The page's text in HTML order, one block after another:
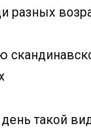
разных
такой